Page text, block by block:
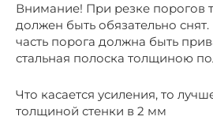
Внимание! При резке порогов
должен быть обязательно
часть порога должна быть
стальная полоска толщиною
Что касается усиления, то
толщиной стенки в 2 мм